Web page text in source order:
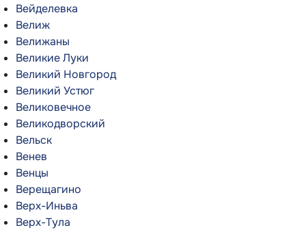
Вейделевка
Велиж
Велижаны
Великие Луки
Великий Новгород
Великий Устюг
Великовечное
Великодворский
Вельск
Венев
Венцы
Верещагино
Верх-Иньва
Верх-Тула